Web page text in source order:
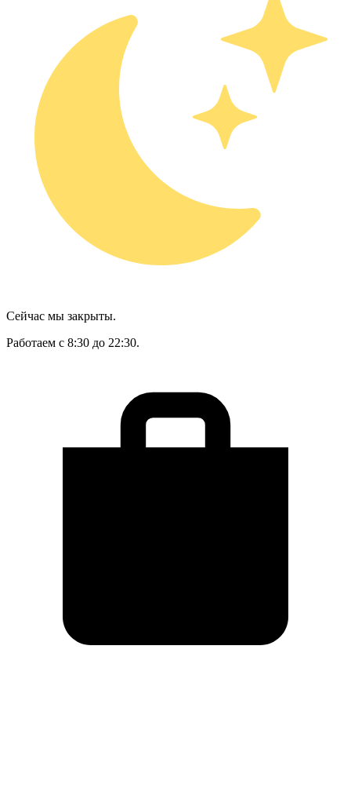
Сейчас мы закрыты.
Работаем с 8:30 до 22:30.